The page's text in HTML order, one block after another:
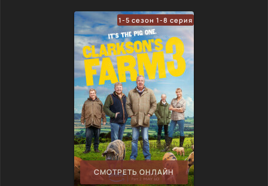
1-5 сезон 1-8 серия
СМОТРЕТЬ ОНЛАЙН